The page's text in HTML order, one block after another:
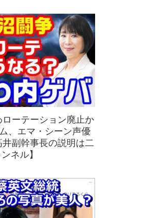
ローテーション廃止か
、エマ・シーン声優
副幹事長の説明は二
ネル】